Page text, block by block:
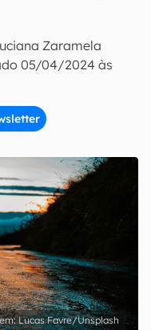
Zaramela
05/04/2024 às
com os
Lucas Favre/Unsplash